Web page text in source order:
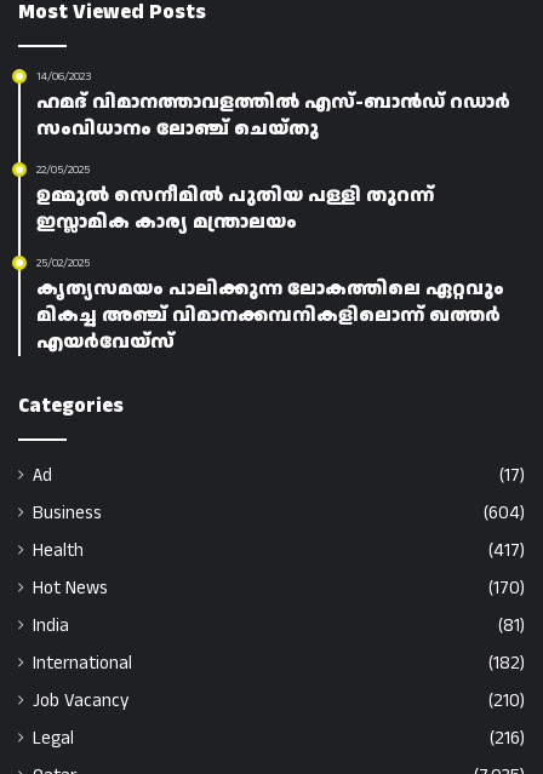
Most Viewed Posts
14/06/2023
ഹമദ് വിമാനത്താവളത്തിൽ എസ്-ബാൻഡ് റഡാർ
സംവിധാനം ലോഞ്ച് ചെയ്തു
22/05/2025
ഉമ്മുൽ സെനീമിൽ പുതിയ പള്ളി തുറന്ന്
ഇസ്ലാമിക കാര്യ മന്ത്രാലയം
25/02/2025
കൃത്യസമയം പാലിക്കുന്ന ലോകത്തിലെ ഏറ്റവും
മികച്ച അഞ്ച് വിമാനക്കമ്പനികളിലൊന്ന് ഖത്തർ
എയർവേയ്‌സ്
Categories
Ad
(17)
Business
(604)
Health
(417)
Hot News
(170)
India
(81)
International
(182)
Job Vacancy
(210)
Legal
(216)